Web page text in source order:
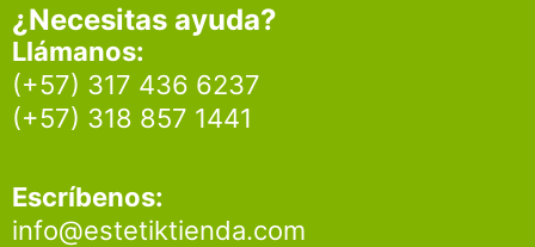
¿Necesitas ayuda?
Llámanos:
(+57) 317 436 6237
(+57) 318 857 1441
Escríbenos:
info@estetiktienda.com